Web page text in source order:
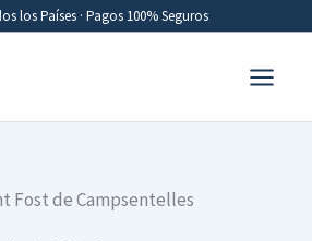
los Países · Pagos 100% Seguros
Fost de Campsentelles